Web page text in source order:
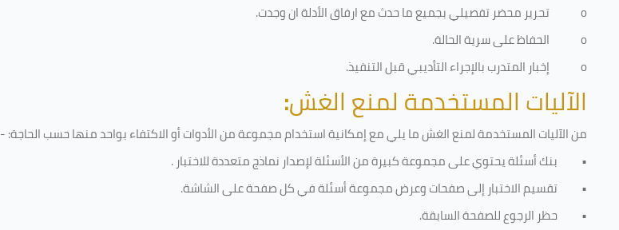
o
تحرير محضر تفصيلي بجميع ما حدث مع ارفاق الأدلة ان وجدت.
o
الحفاظ على سرية الحالة.
o
إخبار المتدرب بالإجراء التأديبي قبل التنفيذ.
الآليات المستخدمة لمنع الغش:
من الآليات المستخدمة لمنع الغش ما يلي مع إمكانية استخدام مجموعة من الأدوات أو الاكتفاء بواحد منها حسب الحاجة: -
• بنك أسئلة يحتوي على مجموعة كبيرة من الأسئلة لإصدار نماذج متعددة للاختبار.
• تقسيم الاختبار إلى صفحات وعرض مجموعة أسئلة في كل صفحة على الشاشة.
• حظر الرجوع للصفحة السابقة.